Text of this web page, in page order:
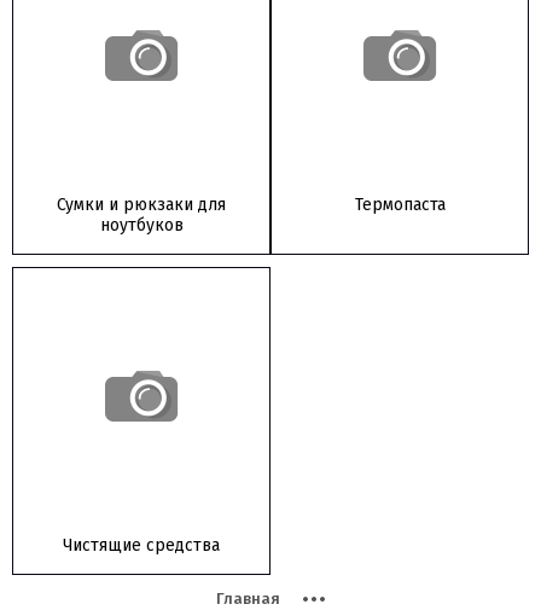
Сумки и рюкзаки для
ноутбуков
Термопаста
Чистящие средства
Главная